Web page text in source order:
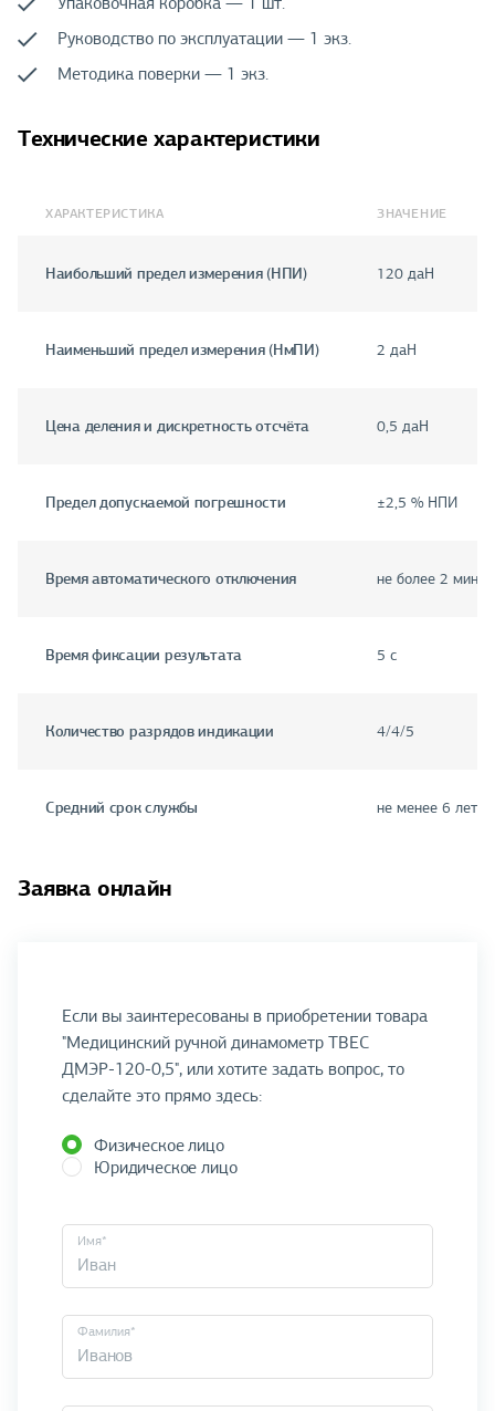
Руководство по эксплуатации — 1 экз.
Методика поверки — 1 экз.
Технические характеристики
ХАРАКТЕРИСТИКА ЗНАЧЕНИЕ
Наибольший предел измерения (НПИ) 120 даН
Наименьший предел измерения (НмПИ) 2 даН
Цена деления и дискретность отсчёта 0,5 даН
Предел допускаемой погрешности ±2,5 % НПИ
Время автоматического отключения не более 2 мин
Время фиксации результата 5 с
Количество разрядов индикации 4/4/5
Средний срок службы не менее 6 лет
Заявка онлайн
Если вы заинтересованы в приобретении товара
"Медицинский ручной динамометр ТВЕС
ДМЭР-120-0,5", или хотите задать вопрос, то
сделайте это прямо здесь:
Физическое лицо
Юридическое лицо
Имя*
Фамилия*